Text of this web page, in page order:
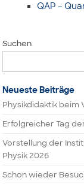
QAP –
Suchen
Neueste Beiträge
Physikdidaktik beim
Erfolgreicher Tag
Vorstellung der
Physik 2026
Schon wieder